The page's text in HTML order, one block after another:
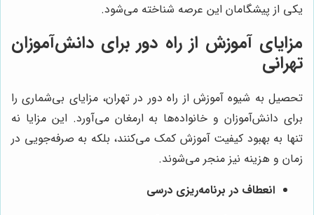
یکی از پیشگامان این عرصه شناخته می‌شود.
مزایای آموزش از راه دور برای دانش‌آموزان
تهرانی
تحصیل به شیوه آموزش از راه دور در تهران، مزایای بی‌شماری را
برای دانش‌آموزان و خانواده‌ها به ارمغان می‌آورد. این مزایا نه
تنها به بهبود کیفیت آموزش کمک می‌کنند، بلکه به صرفه‌جویی در
زمان و هزینه نیز منجر می‌شوند.
انعطاف در برنامه‌ریزی درسی